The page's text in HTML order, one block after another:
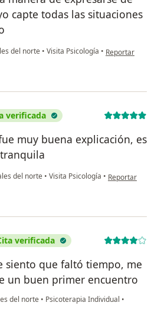
capte todas las situaciones
del norte • Visita Psicología • en opinión del
Reportar
verificada
muy buena explicación, es
del norte • Visita Psicología • en opinión del
Reportar
verificada
siento que faltó tiempo, me
un buen primer encuentro
del norte • Psicoterapia Individual •
Ángel